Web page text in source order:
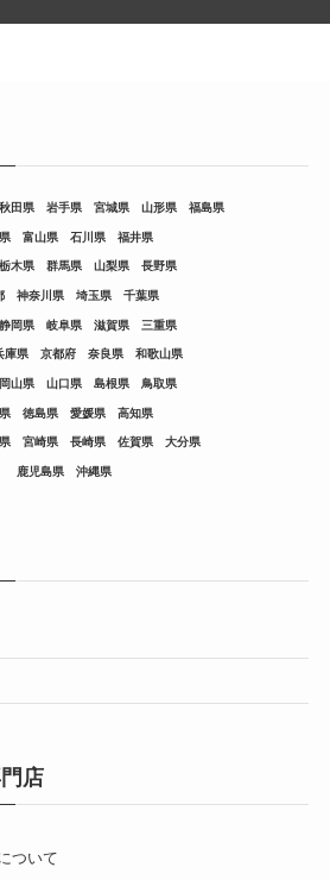
秋田県 岩手県 宮城県 山形県 福島県
富山県 石川県 福井県
栃木県 群馬県 山梨県 長野県
神奈川県 埼玉県 千葉県
静岡県 岐阜県 滋賀県 三重県
庫県 京都府 奈良県 和歌山県
岡山県 山口県 島根県 鳥取県
徳島県 愛媛県 高知県
宮崎県 長崎県 佐賀県 大分県
鹿児島県 沖縄県
店
ついて